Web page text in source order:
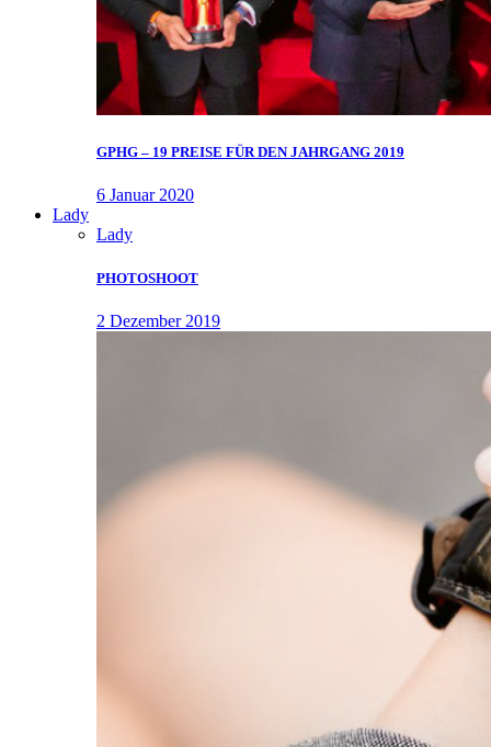
GPHG – 19 PREISE FÜR DEN JAHRGANG 2019
6 Januar 2020
Lady
Lady
PHOTOSHOOT
2 Dezember 2019